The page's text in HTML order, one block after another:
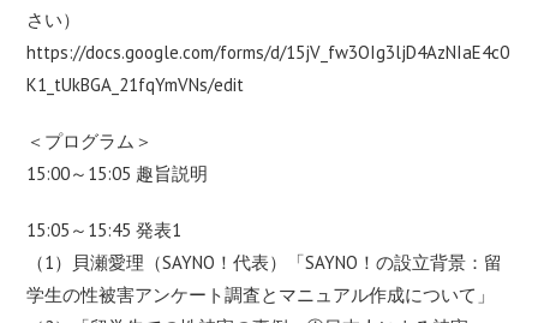
さい）
https://docs.google.com/forms/d/15jV_fw3OIg3ljD4AzNIaE4c0
K1_tUkBGA_21fqYmVNs/edit
＜プログラム＞
15:00～15:05 趣旨説明
15:05～15:45 発表1
（1）貝瀬愛理（SAYNO！代表）「SAYNO！の設立背景：留
学生の性被害アンケート調査とマニュアル作成について」